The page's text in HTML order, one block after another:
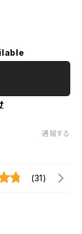
通報する
(31)